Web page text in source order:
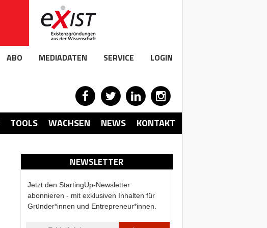
ABO MEDIADATEN SERVICE LOGIN
TOOLS WACHSEN NEWS KONTAKT
NEWSLETTER
Jetzt den StartingUp-Newsletter
abonnieren - mit exklusiven Inhalten für
Gründer*innen und Entrepreneur*innen.